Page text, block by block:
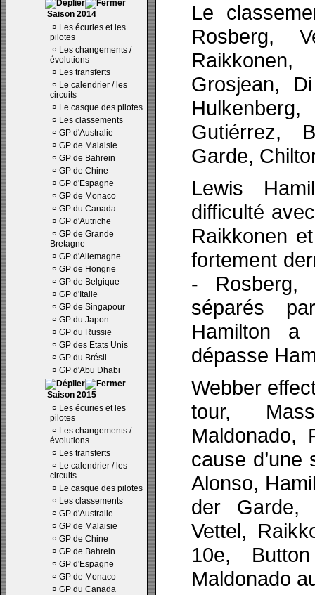
Saison 2014
¤ Les écuries et les
pilotes
¤ Les changements /
évolutions
¤ Les transferts
¤ Le calendrier / les
circuits
¤ Le casque des pilotes
¤ Les classements
¤ GP d'Australie
¤ GP de Malaisie
¤ GP de Bahrein
¤ GP de Chine
¤ GP d'Espagne
¤ GP de Monaco
¤ GP du Canada
¤ GP d'Autriche
¤ GP de Grande
Bretagne
¤ GP d'Allemagne
¤ GP de Hongrie
¤ GP de Belgique
¤ GP d'Italie
¤ GP de Singapour
¤ GP du Japon
¤ GP du Russie
¤ GP des Etats Unis
¤ GP du Brésil
¤ GP d'Abu Dhabi
Saison 2015
¤ Les écuries et les
pilotes
¤ Les changements /
évolutions
¤ Les transferts
¤ Le calendrier / les
circuits
¤ Le casque des pilotes
¤ Les classements
¤ GP d'Australie
¤ GP de Malaisie
¤ GP de Chine
¤ GP de Bahrein
¤ GP d'Espagne
¤ GP de Monaco
¤ GP du Canada
Le
Rosberg,
Grosjean,
Gutiérrez,
Garde,
Lewis
difficulté
Raikkonen
fortement
- Rosberg,
séparés
Hamilton a
dépasse
Webber
tour,
Maldonado,
cause
Alonso,
der Garde,
Vettel,
10e,
Maldonado